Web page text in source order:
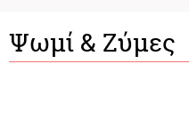
Ψωμί & Ζύμες